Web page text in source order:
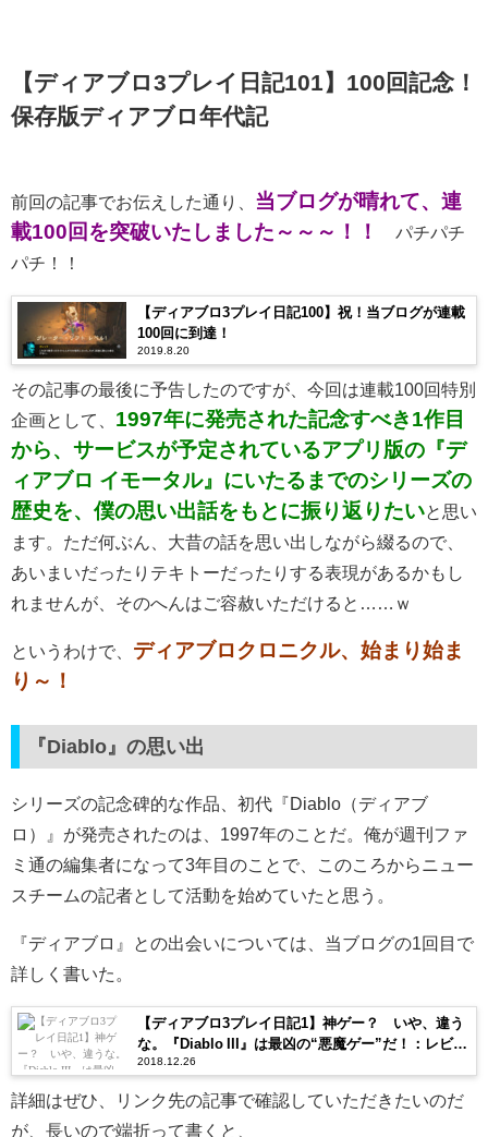
【ディアブロ3プレイ日記101】100回記念！
保存版ディアブロ年代記
前回の記事でお伝えした通り、 当ブログが晴れて、連
載100回を突破いたしました～～～！！
パチパチ
パチ！！
【ディアブロ3プレイ日記100】祝！当ブログが連載
100回に到達！
2019.8.20
その記事の最後に予告したのですが、今回は連載100回特別
企画として、 1997年に発売された記念すべき1作目
から、サービスが予定されているアプリ版の『デ
ィアブロ イモータル』にいたるまでのシリーズの
歴史を、僕の思い出話をもとに振り返りたいと思い
ます。ただ何ぶん、大昔の話を思い出しながら綴るので、
あいまいだったりテキトーだったりする表現があるかもし
れませんが、そのへんはご容赦いただけると……ｗ
というわけで、 ディアブロクロニクル、始まり始ま
り～！
『Diablo』の思い出
シリーズの記念碑的な作品、初代『Diablo（ディアブ
ロ）』が発売されたのは、1997年のことだ。俺が週刊ファ
ミ通の編集者になって3年目のことで、このころからニュー
スチームの記者として活動を始めていたと思う。
『ディアブロ』との出会いについては、当ブログの1回目で
詳しく書いた。
【ディアブロ3プレイ日記1】神ゲー？ いや、違う
な。『Diablo III』は最凶の“悪魔ゲー”だ！：レビュ
ー前編
2018.12.26
詳細はぜひ、リンク先の記事で確認していただきたいのだ
が、長いので端折って書くと、